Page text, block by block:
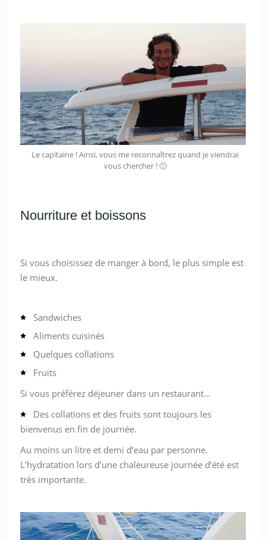
Le capitaine ! Ainsi, vous me reconnaîtrez quand je viendrai
vous chercher ! 🙂
Nourriture et boissons
Si vous choisissez de manger à bord, le plus simple est
le mieux.
Sandwiches
Aliments cuisinés
Quelques collations
Fruits
Si vous préférez déjeuner dans un restaurant…
Des collations et des fruits sont toujours les
bienvenus en fin de journée.
Au moins un litre et demi d’eau par personne.
L’hydratation lors d’une chaleureuse journée d’été est
très importante.